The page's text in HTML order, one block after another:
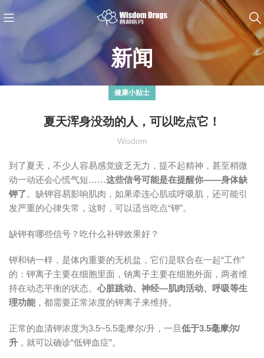
新闻
健康小贴士
夏天浑身没劲的人，可以吃点它！
Wisdom
到了夏天，不少人容易感觉疲乏无力，提不起精神，甚至稍微
动一动还会心慌气短……这些信号可能是在提醒你——身体缺
钾了。缺钾容易影响肌肉，如果牵连心肌或呼吸肌，还可能引
发严重的心律失常，这时，可以适当吃点“钾”。
缺钾有哪些信号？吃什么补钾效果好？
钾和钠一样，是体内重要的无机盐，它们是联合在一起“工作”
的：钾离子主要在细胞里面，钠离子主要在细胞外面，两者维
持在动态平衡的状态。 心脏跳动、神经—肌肉活动、呼吸等生
理功能 ，都需要正常浓度的钾离子来维持。
正常的血清钾浓度为3.5~5.5毫摩尔/升，一旦低于3.5毫摩尔/
升 ，就可以确诊“低钾血症”。